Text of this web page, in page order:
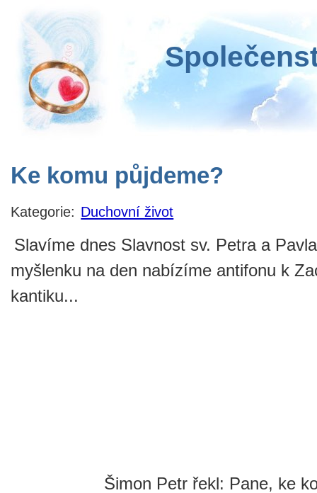
Ke komu půjdeme?
Kategorie: Duchovní život
Slavíme dnes Slavnost sv. Petra a
myšlenku na den nabízíme antifonu k
kantiku...
Šimon Petr řekl: Pane, ke